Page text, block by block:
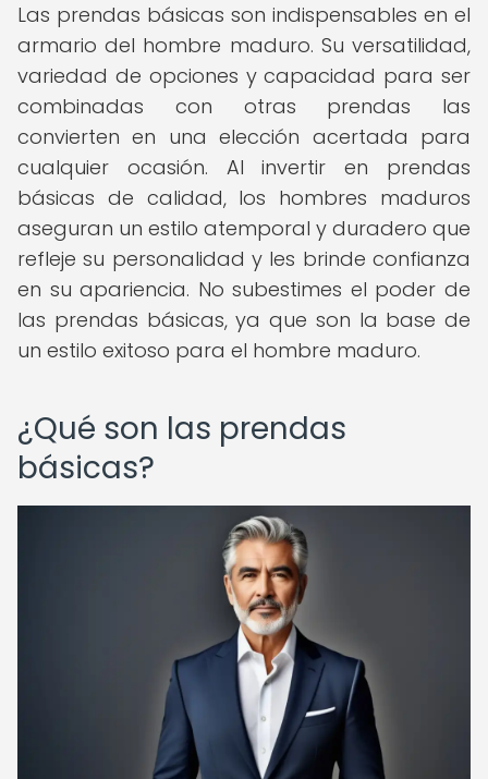
Las prendas básicas son indispensables en el
armario del hombre maduro. Su versatilidad,
variedad de opciones y capacidad para ser
combinadas con otras prendas las
convierten en una elección acertada para
cualquier ocasión. Al invertir en prendas
básicas de calidad, los hombres maduros
aseguran un estilo atemporal y duradero que
refleje su personalidad y les brinde confianza
en su apariencia. No subestimes el poder de
las prendas básicas, ya que son la base de
un estilo exitoso para el hombre maduro.
¿Qué son las prendas
básicas?